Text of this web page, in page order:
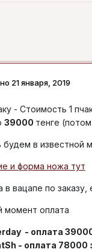
21 января, 2019
- Стоимость 1
39000 тенге
будем в известной
и форма ножа тут
в вацапе по
момент оплата
- оплата
- оплата 78000